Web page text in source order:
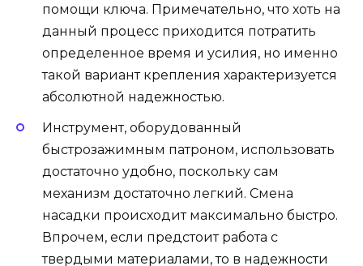
помощи ключа. Примечательно, что хоть на
данный процесс приходится потратить
определенное время и усилия, но именно
такой вариант крепления характеризуется
абсолютной надежностью.
Инструмент, оборудованный
быстрозажимным патроном, использовать
достаточно удобно, поскольку сам
механизм достаточно легкий. Смена
насадки происходит максимально быстро.
Впрочем, если предстоит работа с
твердыми материалами, то в надежности